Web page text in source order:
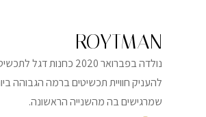
ROYTMAN
נולדה בפברואר 2020 כחנות
להעניק חוויית תכשיטים ברמה הגבוהה
שמרגישים בה מהשנייה הראשונה.